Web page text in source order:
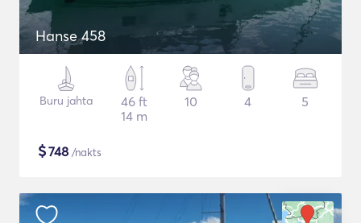
Hanse 458
Buru jahta
46 ft
14 m
10 4 5
$748 /nakts